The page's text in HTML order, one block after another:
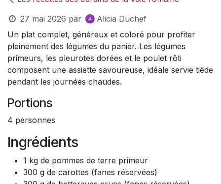
27 mai 2026 par
Alicia Duchef
Un plat complet, généreux et coloré pour profiter
pleinement des légumes du panier. Les légumes
primeurs, les pleurotes dorées et le poulet rôti
composent une assiette savoureuse, idéale servie tiède
pendant les journées chaudes.
Portions
4 personnes
Ingrédients
1 kg de pommes de terre primeur
300 g de carottes (fanes réservées)